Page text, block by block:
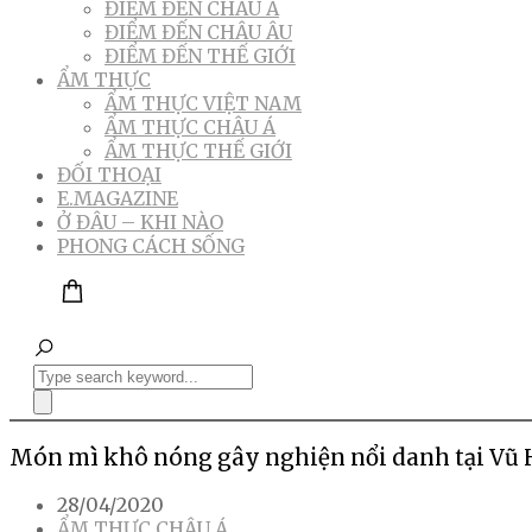
ĐIỂM ĐẾN CHÂU Á
ĐIỂM ĐẾN CHÂU ÂU
ĐIỂM ĐẾN THẾ GIỚI
ẨM THỰC
ẨM THỰC VIỆT NAM
ẨM THỰC CHÂU Á
ẨM THỰC THẾ GIỚI
ĐỐI THOẠI
E.MAGAZINE
Ở ĐÂU – KHI NÀO
PHONG CÁCH SỐNG
Món mì khô nóng gây nghiện nổi danh tại Vũ
28/04/2020